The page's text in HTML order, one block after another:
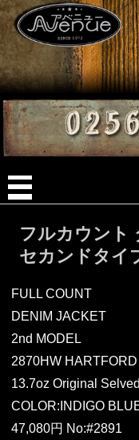
フルカウント
セカンドタイ
FULL COUNT
DENIM JACKET
2nd MODEL
2870HW HARTFORD
13.7oz Original
COLOR:INDIGO
47,080円 No:#2891